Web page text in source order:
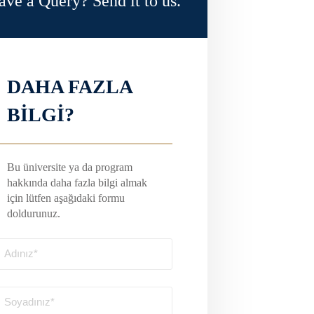
DAHA FAZLA
BİLGİ?
Bu üniversite ya da program
hakkında daha fazla bilgi almak
için lütfen aşağıdaki formu
doldurunuz.